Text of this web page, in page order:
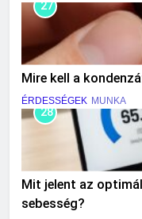
27
Mire kell a
ÉRDESSÉGEK MUNKA
28
Mit jelent az
sebesség?